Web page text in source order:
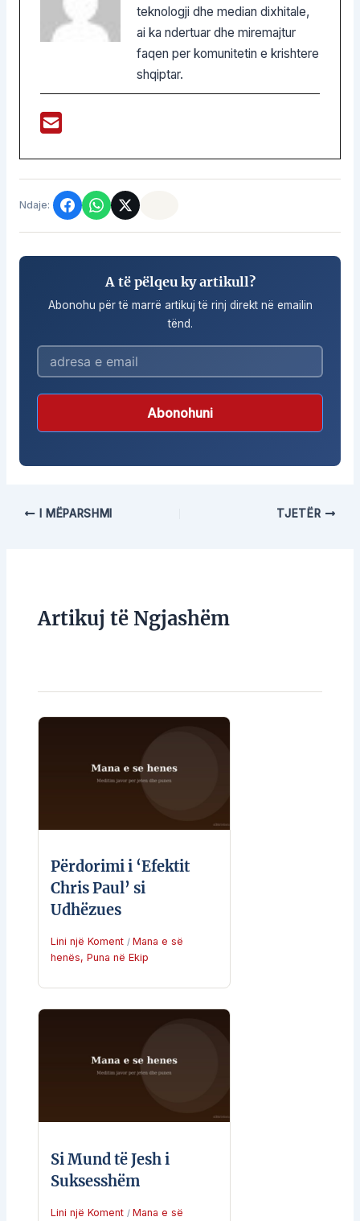
teknologji dhe median dixhitale,
ai ka ndertuar dhe miremajtur
faqen per komunitetin e krishtere
shqiptar.
Ndaje:
A të pëlqeu ky artikull?
Abonohu për të marrë artikuj të rinj direkt në emailin
tënd.
Abonohuni
I MËPARSHMI TJETËR
Artikuj të Ngjashëm
Përdorimi i ‘Efektit
Chris Paul’ si
Udhëzues
Lini një Koment / Mana e së
henës, Puna në Ekip
Si Mund të Jesh i
Suksesshëm
Lini një Koment / Mana e së